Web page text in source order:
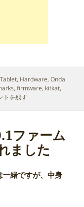
, Hardware,Onda
,firmware, kitkat,
V975mのv2.0.1ファームを早
トを残す
ファーム
ました
一緒ですが、中身